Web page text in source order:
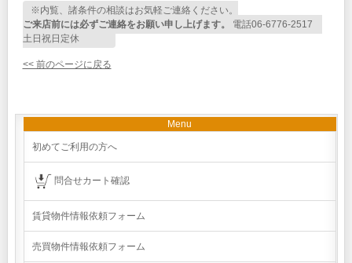
※内覧、諸条件の相談はお気軽ご連絡ください。
ご来店前には必ずご連絡をお願い申し上げます。
電話06-6776-2517
土日祝日定休
<< 前のページに戻る
Menu
初めてご利用の方へ
問合せカート確認
賃貸物件情報依頼フォーム
売買物件情報依頼フォーム